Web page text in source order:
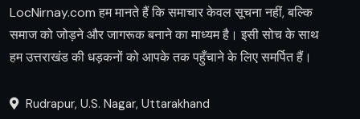
LocNirnay.com हम मानते हैं कि समाचार केवल सूचना नहीं, बल्कि
समाज को जोड़ने और जागरूक बनाने का माध्यम है। इसी सोच के साथ
हम उत्तराखंड की धड़कनों को आपके तक पहुँचाने के लिए समर्पित हैं।
Rudrapur, U.S. Nagar, Uttarakhand